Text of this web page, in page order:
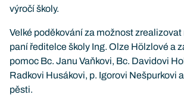
výročí školy.
Velké poděkování za možnost
paní ředitelce školy Ing. Olze Hölzlové a
pomoc Bc. Janu Vaňkovi, Bc. Davidovi
Radkovi Husákovi, p. Igorovi Nešpurkovi
pěsti.